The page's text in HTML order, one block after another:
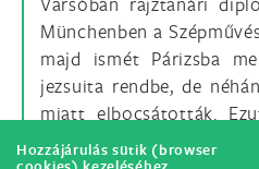
Hozzájárulás sütik (browser
Münchenben a
majd ismét Párizsba
jezsuita rendbe, de
miatt elbocsátották.
1884-ben teljesen